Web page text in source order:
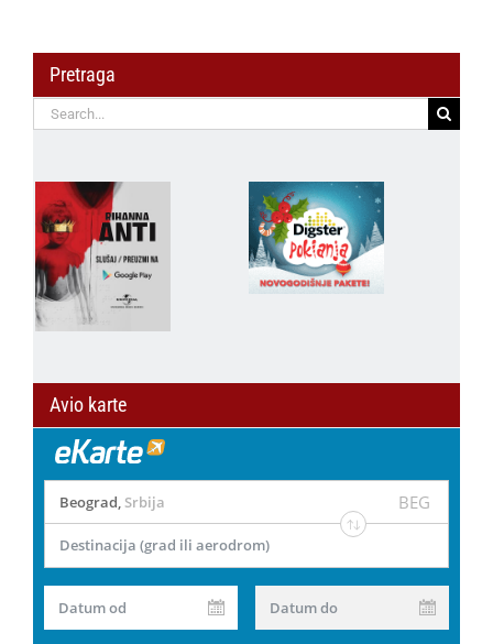
Pretraga
Search
for:
Avio karte
Beograd, Srbija BEG
Destinacija (grad ili aerodrom)
Datum od Datum do